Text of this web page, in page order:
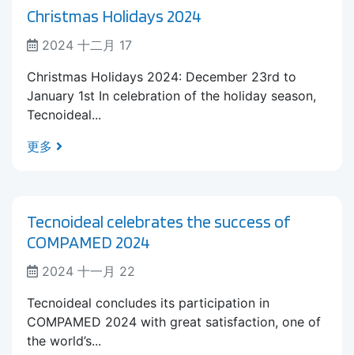
Christmas Holidays 2024
2024 十二月 17
Christmas Holidays 2024: December 23rd to
January 1st In celebration of the holiday season,
Tecnoideal...
更多
Tecnoideal celebrates the success of
COMPAMED 2024
2024 十一月 22
Tecnoideal concludes its participation in
COMPAMED 2024 with great satisfaction, one of
the world’s...